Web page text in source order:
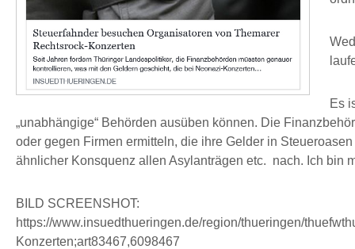
Es
„unabhängige“ Behörden ausüben können. Die
oder gegen Firmen ermitteln, die ihre Gelder in
ähnlicher Konsquenz allen Asylanträgen etc. nach. Ich bin
BILD SCREENSHOT:
https://www.insuedthueringen.de/region/thueringen/
Konzerten;art83467,6098467